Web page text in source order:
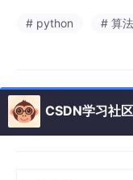
out : dbca
out : dcba
# python # 算法
CSDN学习社区